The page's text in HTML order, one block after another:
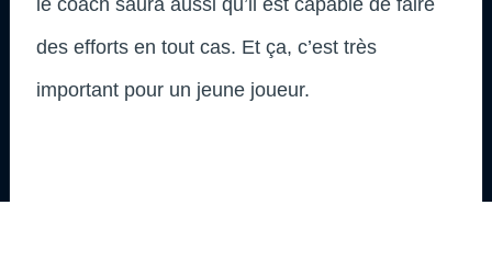
le coach saura aussi qu’il est capable de faire
des efforts en tout cas. Et ça, c’est très
important pour un jeune joueur.